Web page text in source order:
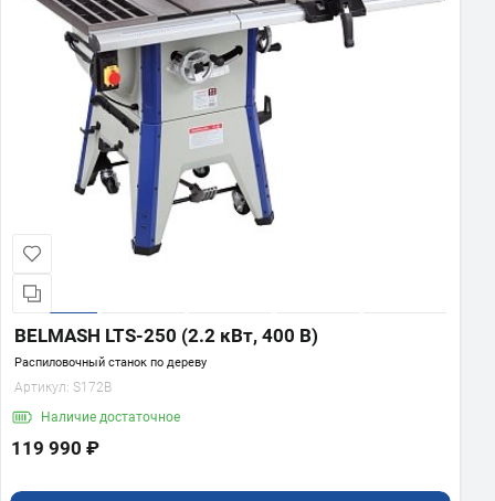
BELMASH LTS-250 (2.2 кВт, 400 В)
Распиловочный станок по дереву
Артикул: S172B
Наличие достаточное
119 990 ₽